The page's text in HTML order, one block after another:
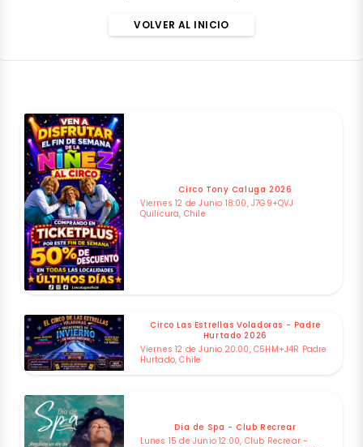
VOLVER AL INICIO
Circo Tony Caluga 2026
Viernes 12 de Junio 18:00, J7G9+QVJ
Quilicura, Chile
Circo Las Estrellas Voladoras - Padre
Hurtado 2026
Viernes 12 de Junio 20:00, C5HM+J4R Padre
Hurtado, Chile
Dia de Spa - Club Recrear
Lunes 15 de Junio 12:00, Club Recrear -